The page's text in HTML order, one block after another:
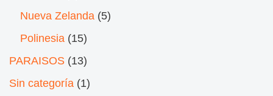
Nueva Zelanda (5)
Polinesia (15)
PARAISOS (13)
Sin categoría (1)